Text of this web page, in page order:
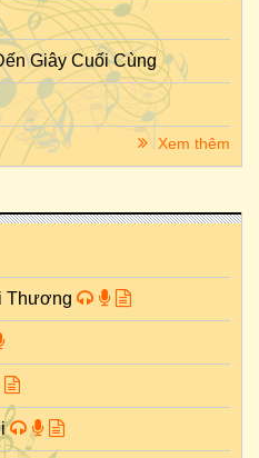
Giây Cuối Cùng
Xem thêm
Thương